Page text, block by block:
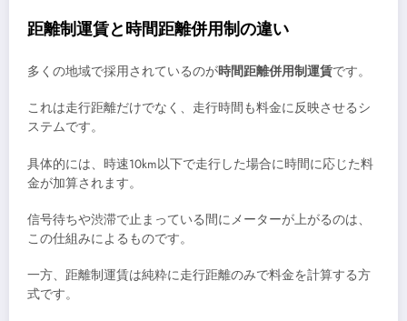
距離制運賃と時間距離併用制の違い
多くの地域で採用されているのが時間距離併用制運賃です。
これは走行距離だけでなく、走行時間も料金に反映させるシ
ステムです。
具体的には、時速10km以下で走行した場合に時間に応じた料
金が加算されます。
信号待ちや渋滞で止まっている間にメーターが上がるのは、
この仕組みによるものです。
一方、距離制運賃は純粋に走行距離のみで料金を計算する方
式です。